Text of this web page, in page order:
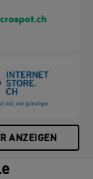
ANZEIGEN